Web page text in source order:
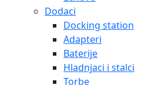
Dodaci
Docking station
Adapteri
Baterije
Hladnjaci i stalci
Torbe